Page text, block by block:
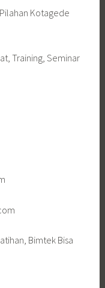
Kotagede
Training, Seminar
Bimtek Bisa